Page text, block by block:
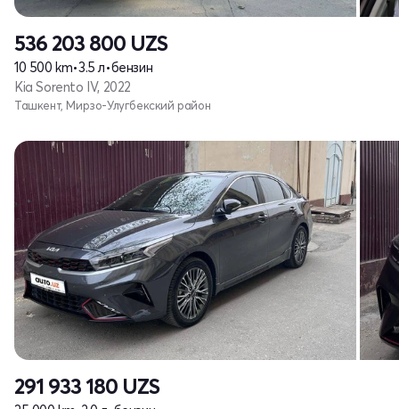
536 203 800 UZS
10 500 km•3.5 л•бензин
Kia Sorento IV, 2022
Ташкент, Мирзо-Улугбекский район
291 933 180 UZS